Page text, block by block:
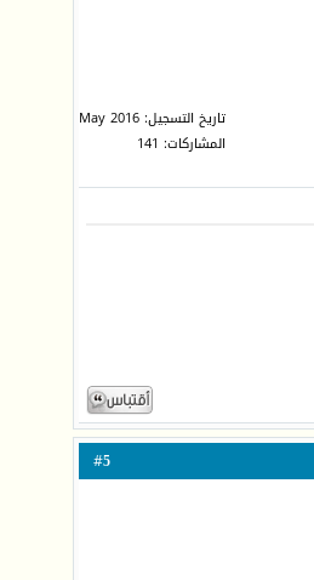
تاريخ التسجيل: May 2016
المشاركات: 141
5